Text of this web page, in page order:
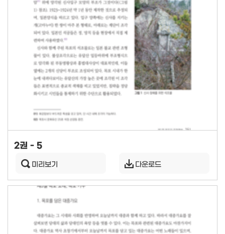
2권 - 5
미리보기 다운로드